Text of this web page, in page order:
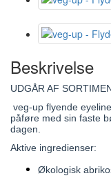
Beskrivelse
UDGÅR AF
veg-up flyende
påføre med sin faste
dagen.
Aktive ingredienser:
Økologisk